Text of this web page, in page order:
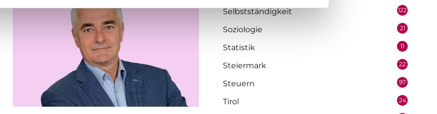
Selbstständigkeit 122
Soziologie 21
Statistik 11
Steiermark 22
Steuern 97
Tirol 24